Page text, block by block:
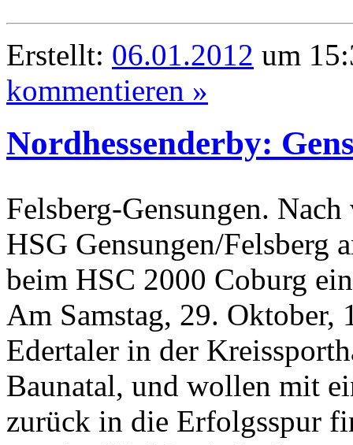
Erstellt: 06.01.2012 um
kommentieren »
Nordhessenderby:
Felsberg-Gensungen.
HSG Gensungen/Felsberg
beim HSC 2000 Coburg
Am Samstag, 29. Oktober,
Edertaler in der
Baunatal, und wollen mit
zurück in die Erfolgsspur